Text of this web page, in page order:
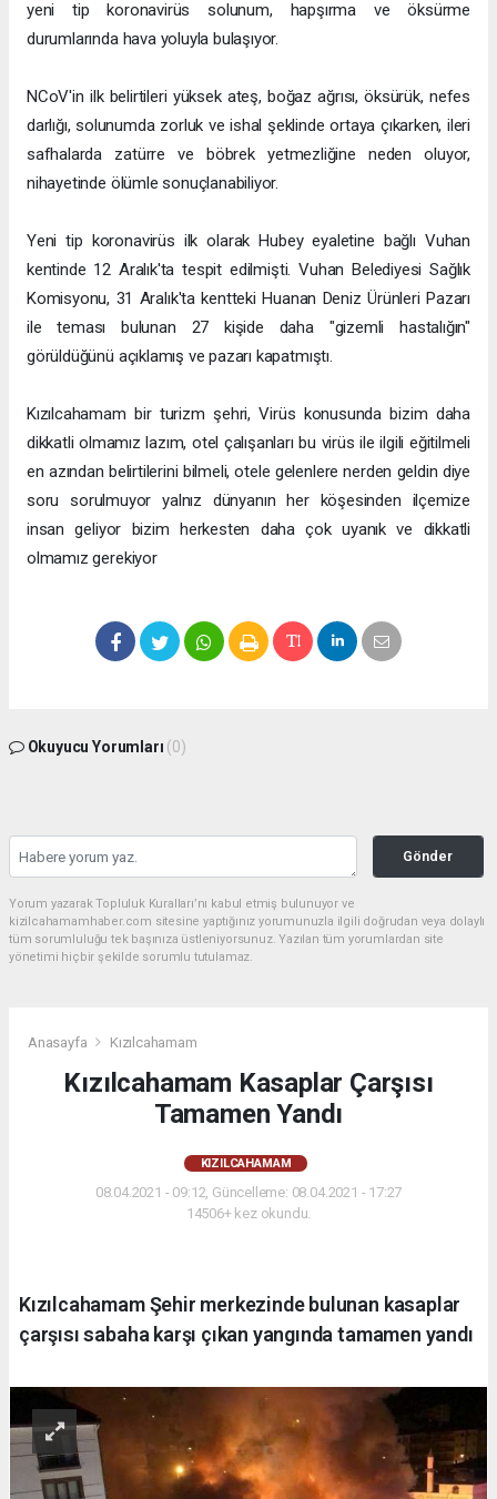
yeni tip koronavirüs solunum, hapşırma ve öksürme
durumlarında hava yoluyla bulaşıyor.
NCoV'in ilk belirtileri yüksek ateş, boğaz ağrısı, öksürük, nefes
darlığı, solunumda zorluk ve ishal şeklinde ortaya çıkarken, ileri
safhalarda zatürre ve böbrek yetmezliğine neden oluyor,
nihayetinde ölümle sonuçlanabiliyor.
Yeni tip koronavirüs ilk olarak Hubey eyaletine bağlı Vuhan
kentinde 12 Aralık'ta tespit edilmişti. Vuhan Belediyesi Sağlık
Komisyonu, 31 Aralık'ta kentteki Huanan Deniz Ürünleri Pazarı
ile teması bulunan 27 kişide daha "gizemli hastalığın"
görüldüğünü açıklamış ve pazarı kapatmıştı.
Kızılcahamam bir turizm şehri, Virüs konusunda bizim daha
dikkatli olmamız lazım, otel çalışanları bu virüs ile ilgili eğitilmeli
en azından belirtilerini bilmeli, otele gelenlere nerden geldin diye
soru sorulmuyor yalnız dünyanın her köşesinden ilçemize
insan geliyor bizim herkesten daha çok uyanık ve dikkatli
olmamız gerekiyor
Okuyucu Yorumları (0)
Gönder
Yorum yazarak Topluluk Kuralları’nı kabul etmiş bulunuyor ve
kizilcahamamhaber.com sitesine yaptığınız yorumunuzla ilgili doğrudan veya dolaylı
tüm sorumluluğu tek başınıza üstleniyorsunuz. Yazılan tüm yorumlardan site
yönetimi hiçbir şekilde sorumlu tutulamaz.
Anasayfa Kızılcahamam
Kızılcahamam Kasaplar Çarşısı
Tamamen Yandı
KIZILCAHAMAM
08.04.2021 - 09:12, Güncelleme: 08.04.2021 - 17:27
14506+ kez okundu.
Kızılcahamam Şehir merkezinde bulunan kasaplar
çarşısı sabaha karşı çıkan yangında tamamen yandı